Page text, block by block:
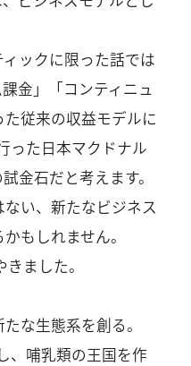
ックに限った話では
金」「コンティニュ
従来の収益モデルに
った日本マクドナル
金石だと考えます。
い、新たなビジネス
もしれません。
ました。
な生態系を創る。
、哺乳類の王国を作